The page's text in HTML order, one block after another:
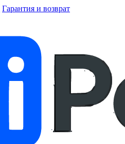
Гарантия и возврат